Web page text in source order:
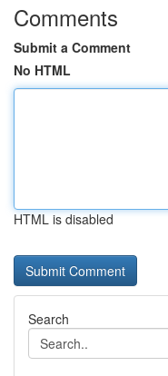
Comments
Submit a Comment
No HTML
HTML is disabled
Search